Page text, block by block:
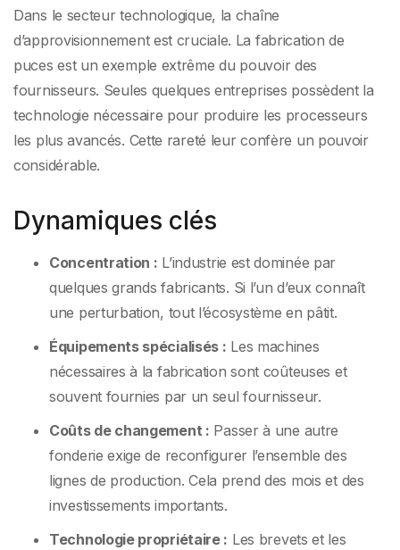
Dans le secteur technologique, la chaîne
d’approvisionnement est cruciale. La fabrication de
puces est un exemple extrême du pouvoir des
fournisseurs. Seules quelques entreprises possèdent la
technologie nécessaire pour produire les processeurs
les plus avancés. Cette rareté leur confère un pouvoir
considérable.
Dynamiques clés
Concentration : L’industrie est dominée par
quelques grands fabricants. Si l’un d’eux connaît
une perturbation, tout l’écosystème en pâtit.
Équipements spécialisés : Les machines
nécessaires à la fabrication sont coûteuses et
souvent fournies par un seul fournisseur.
Coûts de changement : Passer à une autre
fonderie exige de reconfigurer l’ensemble des
lignes de production. Cela prend des mois et des
investissements importants.
Technologie propriétaire : Les brevets et les